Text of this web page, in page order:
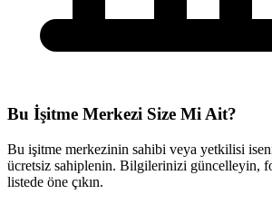
Bu İşitme Merkezi Size Mi Ait?
Bu işitme merkezinin sahibi veya yetkilisi
ücretsiz sahiplenin. Bilgilerinizi güncelleyin,
listede öne çıkın.